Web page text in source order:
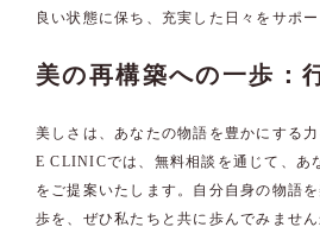
良い状態に保ち、充実した日々をサポー
美の再構築への一歩：
美しさは、あなたの物語を豊かにする
E CLINICでは、無料相談を通じて、あ
をご提案いたします。自分自身の物語
歩を、ぜひ私たちと共に歩んでみませ